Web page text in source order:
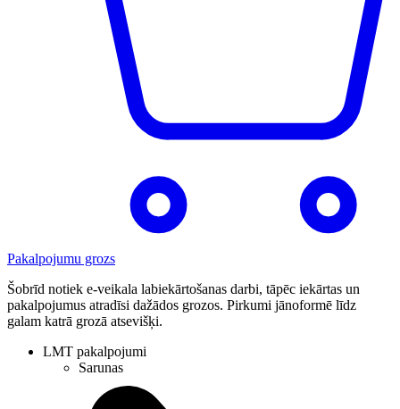
Pakalpojumu grozs
Šobrīd notiek e-veikala labiekārtošanas darbi, tāpēc iekārtas un
pakalpojumus atradīsi dažādos grozos. Pirkumi jānoformē līdz
galam katrā grozā atsevišķi.
LMT pakalpojumi
Sarunas